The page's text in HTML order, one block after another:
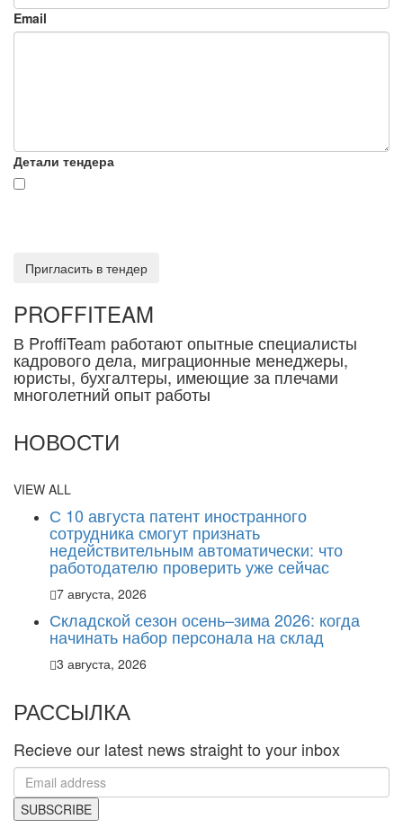
Email
Детали тендера
Пригласить в тендер
PROFFITEAM
В ProffiTeam работают опытные специалисты
кадрового дела, миграционные менеджеры,
юристы, бухгалтеры, имеющие за плечами
многолетний опыт работы
НОВОСТИ
VIEW ALL
С 10 августа патент иностранного
сотрудника смогут признать
недействительным автоматически: что
работодателю проверить уже сейчас
7 августа, 2026
Складской сезон осень–зима 2026: когда
начинать набор персонала на склад
3 августа, 2026
РАССЫЛКА
Recieve our latest news straight to your inbox
SUBSCRIBE